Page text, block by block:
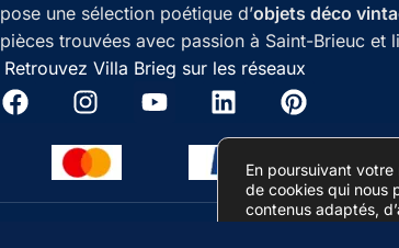
une sélection poétique d’objets déco
trouvées avec passion à Saint-Brieuc et
Retrouvez Villa Brieg sur les réseaux
En poursuivant
de cookies qui nous
contenus adaptés,